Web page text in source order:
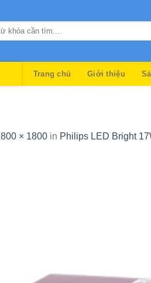
Trang chủ Giới thiệu
× 1800 in Philips LED Bright